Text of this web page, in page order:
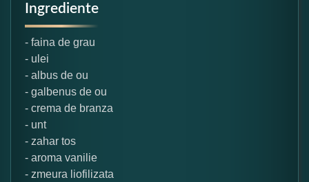
Ingrediente
- faina de grau
- ulei
- albus de ou
- galbenus de ou
- crema de branza
- unt
- zahar tos
- aroma vanilie
- zmeura liofilizata